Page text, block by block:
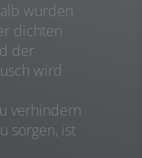
wurden
dichten
der
wird
verhindern
sorgen, ist